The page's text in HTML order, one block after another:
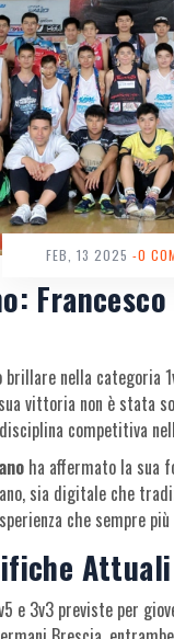
FEB, 13 2025 -0
brillare nella categoria
vittoria non è stata
competitiva
ha affermato la sua
sia digitale che
che sempre
Attuali
e 3v3 previste per